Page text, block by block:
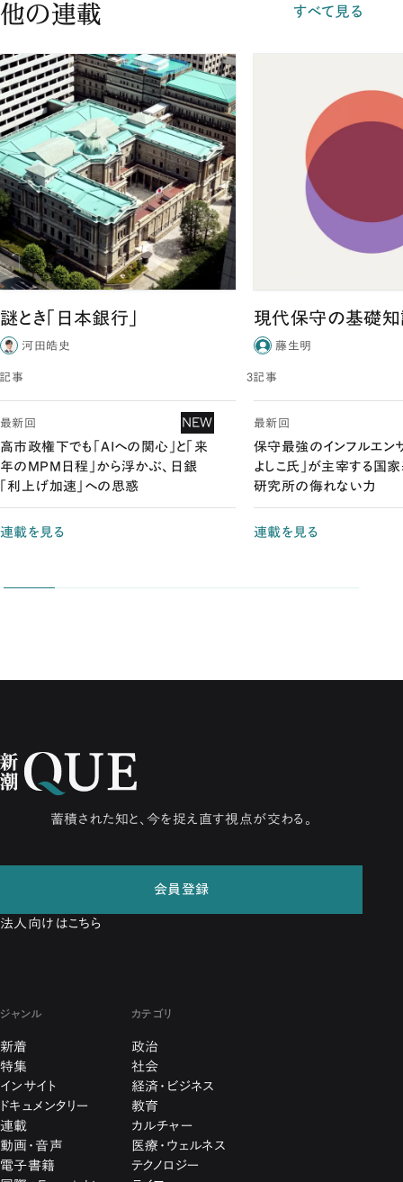
他の連載 すべて見る
謎とき「日本銀行」
河田皓史
事
最新回
NEW
高市政権下でも「AIへの関心」と「来
年のMPM日程」から浮かぶ、日銀
「利上げ加速」への思惑
連載を見る
現代保守の基礎
藤生明
3記事
最新回
保守最強のインフルエン
よしこ氏」が主宰する国
研究所の侮れない力
連載を見る
蓄積された知と、今を捉え直す視点が交わる。
会員登録
法人向けはこちら
ジャンル
新着
特集
インサイト
ドキュメンタリー
連載
動画・音声
電子書籍
カテゴリ
政治
社会
経済・ビジネス
教育
カルチャー
医療・ウェルネス
テクノロジー